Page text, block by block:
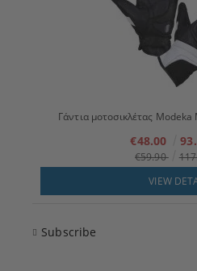
Γάντια μοτοσικλέτας
€48.00
€59.90
VIEW
Subscribe